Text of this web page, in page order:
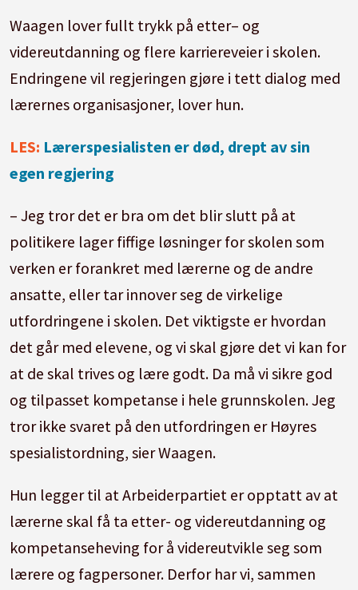
Waagen lover fullt trykk på etter– og
videreutdanning og flere karriereveier i skolen.
Endringene vil regjeringen gjøre i tett dialog med
lærernes organisasjoner, lover hun.
LES: Lærerspesialisten er død, drept av sin
egen regjering
– Jeg tror det er bra om det blir slutt på at
politikere lager fiffige løsninger for skolen som
verken er forankret med lærerne og de andre
ansatte, eller tar innover seg de virkelige
utfordringene i skolen. Det viktigste er hvordan
det går med elevene, og vi skal gjøre det vi kan for
at de skal trives og lære godt. Da må vi sikre god
og tilpasset kompetanse i hele grunnskolen. Jeg
tror ikke svaret på den utfordringen er Høyres
spesialistordning, sier Waagen.
Hun legger til at Arbeiderpartiet er opptatt av at
lærerne skal få ta etter- og videreutdanning og
kompetanseheving for å videreutvikle seg som
lærere og fagpersoner. Derfor har vi, sammen